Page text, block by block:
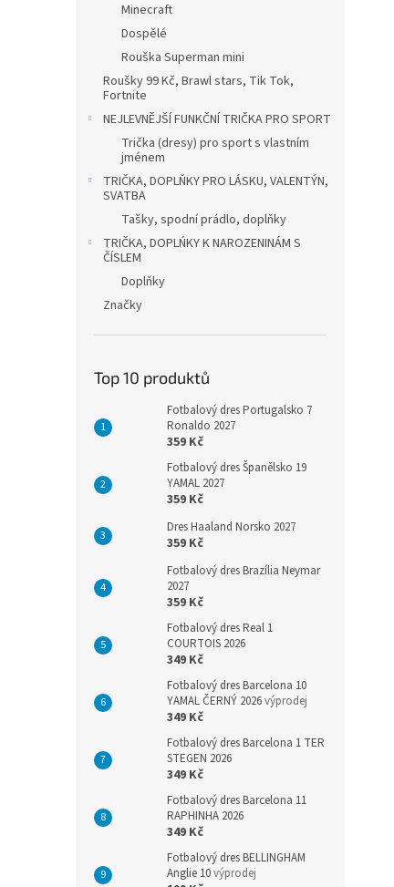
Minecraft
Dospělé
Rouška Superman mini
Roušky 99 Kč, Brawl stars, Tik Tok,
Fortnite
NEJLEVNĚJŠÍ FUNKČNÍ TRIČKA PRO SPORT
Trička (dresy) pro sport s vlastním
jménem
TRIČKA, DOPLŇKY PRO LÁSKU, VALENTÝN,
SVATBA
Tašky, spodní prádlo, doplňky
TRIČKA, DOPLŃKY K NAROZENINÁM S
ČÍSLEM
Doplňky
Značky
Top 10 produktů
Fotbalový dres Portugalsko 7
Ronaldo 2027
359 Kč
Fotbalový dres Španělsko 19
YAMAL 2027
359 Kč
Dres Haaland Norsko 2027
359 Kč
Fotbalový dres Brazília Neymar
2027
359 Kč
Fotbalový dres Real 1
COURTOIS 2026
349 Kč
Fotbalový dres Barcelona 10
YAMAL ČERNÝ 2026výprodej
349 Kč
Fotbalový dres Barcelona 1 TER
STEGEN 2026
349 Kč
Fotbalový dres Barcelona 11
RAPHINHA 2026
349 Kč
Fotbalový dres BELLINGHAM
Anglie 10výprodej